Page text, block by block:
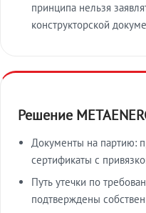
принципа нельзя
конструкторской
Решение
Документы на партию:
сертификаты с
Путь утечки по
подтверждены